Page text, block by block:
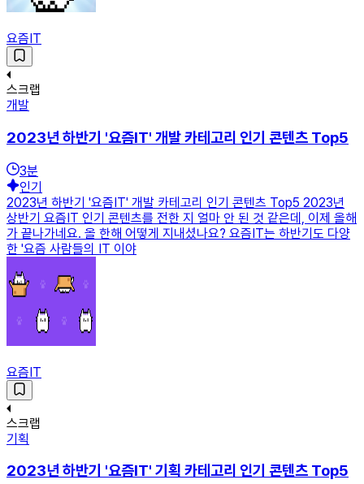
요즘IT
스크랩
개발
2023년 하반기 '요즘IT' 개발 카테고리 인기 콘텐츠 Top5
3분
인기
2023년 하반기 '요즘IT' 개발 카테고리 인기 콘텐츠 Top5 2023년
상반기 요즘IT 인기 콘텐츠를 전한 지 얼마 안 된 것 같은데, 이제 올해
가 끝나가네요. 올 한해 어떻게 지내셨나요? 요즘IT는 하반기도 다양
한 '요즘 사람들의 IT 이야
요즘IT
스크랩
기획
2023년 하반기 '요즘IT' 기획 카테고리 인기 콘텐츠 Top5